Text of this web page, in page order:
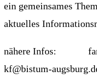
ein gemeinsames
aktuelles
nähere Infos:
kf@bistum-